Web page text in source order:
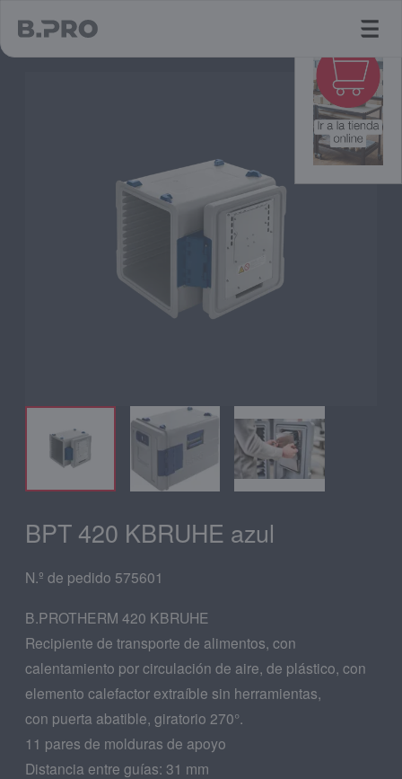
BPT 420 KBRUHE azul
N.º de pedido 575601
B.PROTHERM 420 KBRUHE
Recipiente de transporte de alimentos, con
calentamiento por circulación de aire, de plástico, con
elemento calefactor extraíble sin herramientas,
con puerta abatible, giratorio 270°.
11 pares de molduras de apoyo
Distancia entre guías: 31 mm